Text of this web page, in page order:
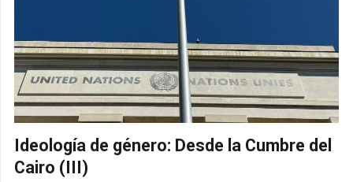
Ideología de género: Desde la Cumbre del
Cairo (III)